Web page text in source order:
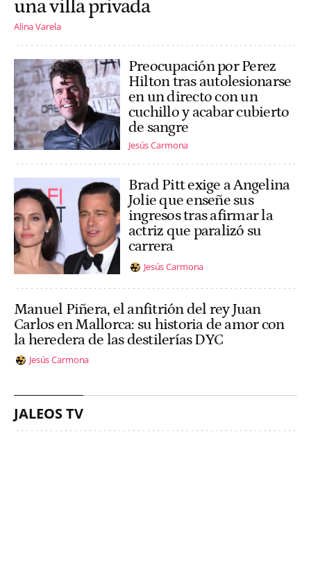
una villa privada
Alina Varela
Preocupación por Perez
Hilton tras autolesionarse
en un directo con un
cuchillo y acabar cubierto
de sangre
Jesús Carmona
Brad Pitt exige a Angelina
Jolie que enseñe sus
ingresos tras afirmar la
actriz que paralizó su
carrera
Jesús Carmona
Manuel Piñera, el anfitrión del rey Juan
Carlos en Mallorca: su historia de amor con
la heredera de las destilerías DYC
Jesús Carmona
JALEOS TV